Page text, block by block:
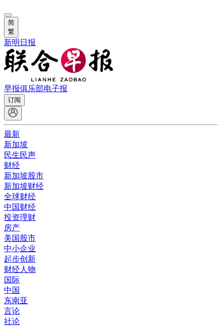
简
繁
新明日报
早报俱乐部电子报
订阅
最新
新加坡
民生民声
财经
新加坡股市
新加坡财经
全球财经
中国财经
投资理财
房产
美国股市
中小企业
起步创新
财经人物
国际
中国
东南亚
言论
社论